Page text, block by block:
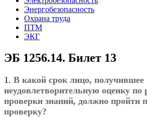
Энергобезопасность
Охрана труда
ПТМ
ЭКГ
ЭБ 1256.14. Билет 13
1. В какой срок лицо, получившее
неудовлетворительную оценку по
проверки знаний, должно пройти
проверку?